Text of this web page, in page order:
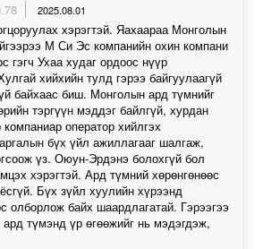
2025.08.01
хэрэгтэй. Яахаараа Монголын
М Си Эс компанийн охин компани
гэгч Ухаа худаг ордоос нүүр
хийхийн тулд гэрээ байгуулаагүй
байхаас биш. Монголын ард түмнийг
тэргүүн мэддэг байлгүй, хурдан
оператор хийлгэх
бүх үйл ажиллагааг шалгаж,
үз. Оюун-Эрдэнэ болохгүй бол
хэрэгтэй. Ард түмний хөрөнгөнөөс
Бүх зүйл хуулийн хүрээнд
олборлож байх шаардлагатай. Гэрээгээ
түмэнд үр өгөөжийг нь мэдэгдэж,